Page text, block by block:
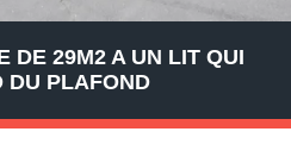
DE 29M2 A UN LIT QUI
DU PLAFOND